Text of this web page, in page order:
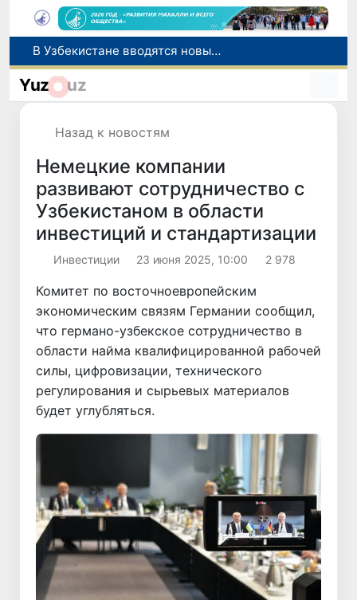
В Узбекистане вводятся новые правила оказания риелторских услуг
В Узбекистане внедряется энергетический паспорт махалли
Yuz uz
Назад к новостям
Немецкие компании
развивают сотрудничество с
Узбекистаном в области
инвестиций и стандартизации
Инвестиции 23 июня 2025, 10:00 2 978
Комитет по восточноевропейским
экономическим связям Германии сообщил,
что германо-узбекское сотрудничество в
области найма квалифицированной рабочей
силы, цифровизации, технического
регулирования и сырьевых материалов
будет углубляться.